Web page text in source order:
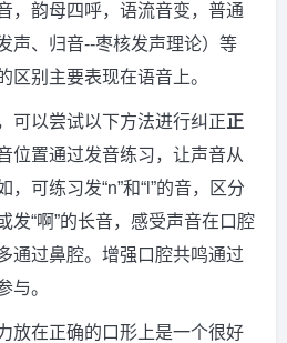
，韵母四呼，语流音变，普通
声、归音--枣核发声理论）等
区别主要表现在语音上。
可以尝试以下方法进行纠正正
位置通过发音练习，让声音从
，可练习发“n”和“l”的音，区分
发“啊”的长音，感受声音在口腔
通过鼻腔。增强口腔共鸣通过
与。
放在正确的口形上是一个很好